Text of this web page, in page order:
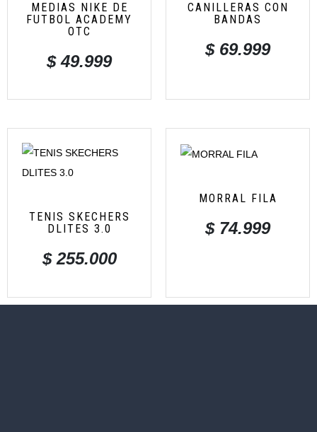
MEDIAS NIKE DE
FUTBOL ACADEMY
OTC
$49.999
CANILLERAS CON
BANDAS
$69.999
TENIS SKECHERS
DLITES 3.0
$255.000
MORRAL FILA
$74.999